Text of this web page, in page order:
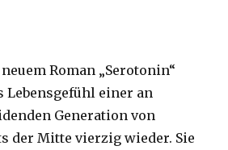
Roman „Serotonin“
Lebensgefühl einer an
Generation von
der Mitte vierzig wieder. Sie